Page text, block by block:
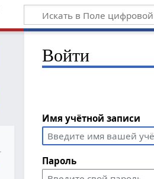
Войти
Имя учётной записи
Пароль